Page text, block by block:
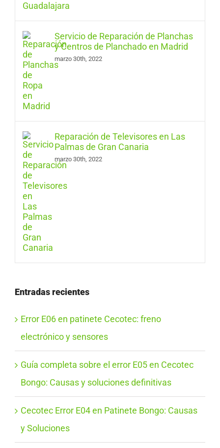
Servicio de Reparación de Planchas
y Centros de Planchado en Madrid
marzo 30th, 2022
Reparación de Televisores en Las
Palmas de Gran Canaria
marzo 30th, 2022
Entradas recientes
Error E06 en patinete Cecotec: freno
electrónico y sensores
Guía completa sobre el error E05 en Cecotec
Bongo: Causas y soluciones definitivas
Cecotec Error E04 en Patinete Bongo: Causas
y Soluciones